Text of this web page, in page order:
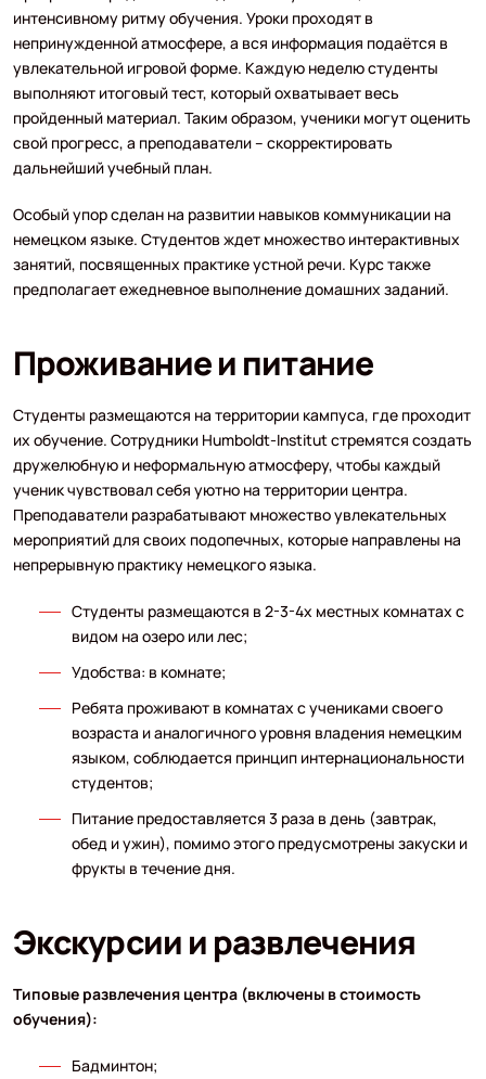
интенсивному ритму обучения. Уроки проходят в
непринужденной атмосфере, а вся информация подаётся в
увлекательной игровой форме. Каждую неделю студенты
выполняют итоговый тест, который охватывает весь
пройденный материал. Таким образом, ученики могут оценить
свой прогресс, а преподаватели – скорректировать
дальнейший учебный план.
Особый упор сделан на развитии навыков коммуникации на
немецком языке. Студентов ждет множество интерактивных
занятий, посвященных практике устной речи. Курс также
предполагает ежедневное выполнение домашних заданий.
Проживание и питание
Студенты размещаются на территории кампуса, где проходит
их обучение. Сотрудники Humboldt-Institut стремятся создать
дружелюбную и неформальную атмосферу, чтобы каждый
ученик чувствовал себя уютно на территории центра.
Преподаватели разрабатывают множество увлекательных
мероприятий для своих подопечных, которые направлены на
непрерывную практику немецкого языка.
Студенты размещаются в 2-3-4х местных комнатах с
видом на озеро или лес;
Удобства: в комнате;
Ребята проживают в комнатах с учениками своего
возраста и аналогичного уровня владения немецким
языком, соблюдается принцип интернациональности
студентов;
Питание предоставляется 3 раза в день (завтрак,
обед и ужин), помимо этого предусмотрены закуски и
фрукты в течение дня.
Экскурсии и развлечения
Типовые развлечения центра (включены в стоимость
обучения):
Бадминтон;